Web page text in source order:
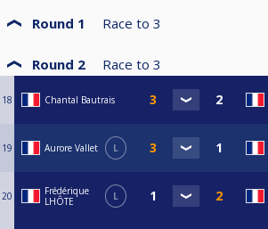
Round 1 Race to 3
Round 2 Race to 3
18 Chantal Bautrais
19 Aurore Vallet L
20
Frédérique
LHÔTE
L